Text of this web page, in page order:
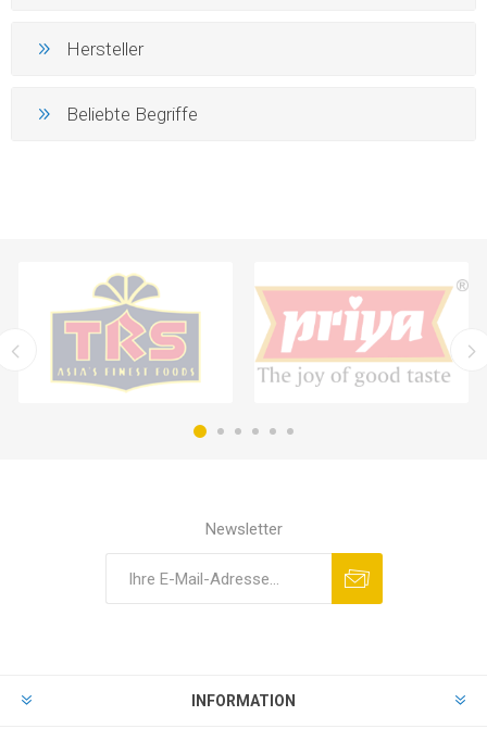
Hersteller
Beliebte Begriffe
Newsletter
INFORMATION